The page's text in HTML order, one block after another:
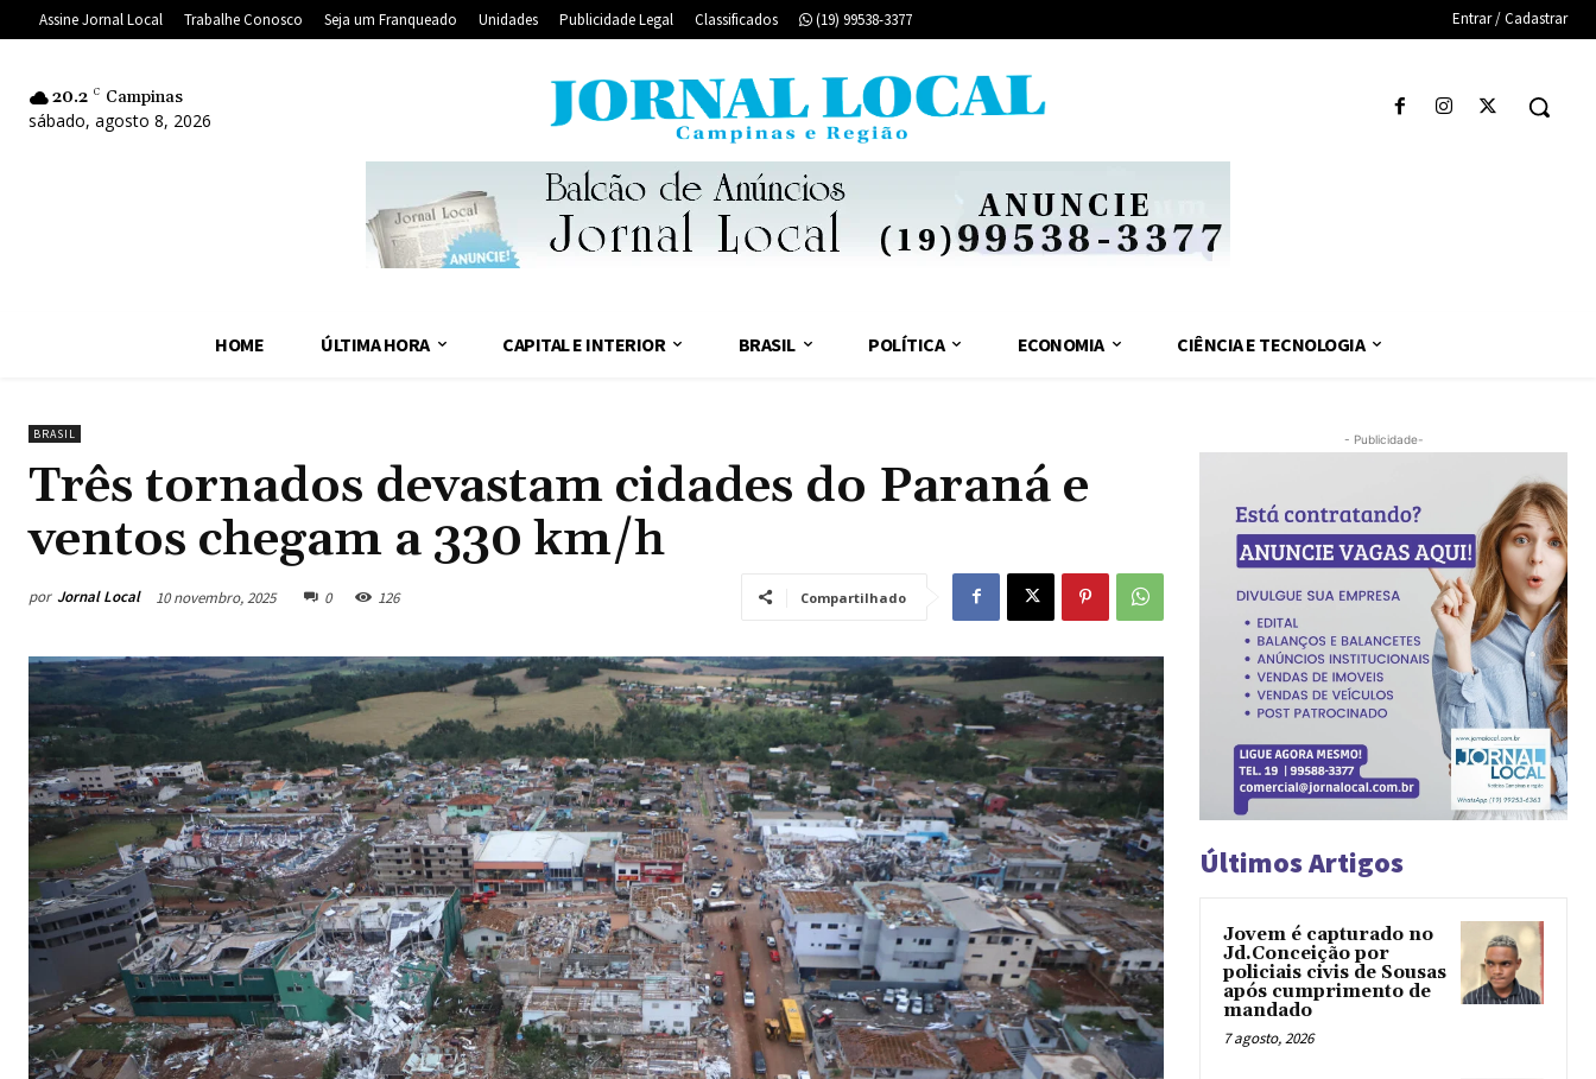
Assine Jornal Local Trabalhe Conosco Seja um Franqueado Unidades Publicidade Legal Classificados (19) 99538-3377 Entrar / Cadastrar
20.2 C Campinas
sábado, agosto 8, 2026
HOME ÚLTIMA HORA CAPITAL E INTERIOR BRASIL POLÍTICA ECONOMIA CIÊNCIA E TECNOLOGIA
BRASIL
Três tornados devastam cidades do Paraná e
ventos chegam a 330 km/h
por Jornal Local 10 novembro, 2025 0 126 Compartilhado
- Publicidade-
Últimos Artigos
Jovem é capturado no
Jd.Conceição por
policiais civis de Sousas
após cumprimento de
mandado
7 agosto, 2026